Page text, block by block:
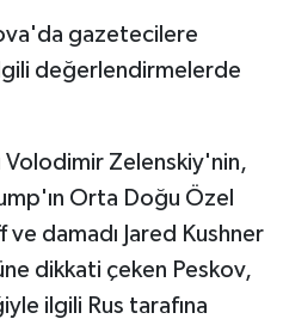
gazetecilere
değerlendirmelerde
Volodimir Zelenskiy'nin,
Orta Doğu Özel
damadı Jared Kushner
dikkati çeken Peskov,
ilgili Rus tarafına